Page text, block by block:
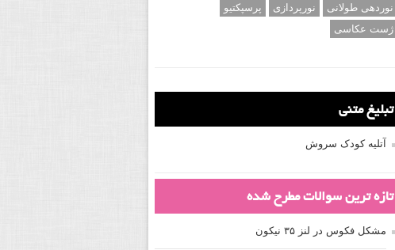
نوردهی طولانی
نورپردازی
پرسپکتیو
ژست عکاسی
تبلیغ متنی
آتلیه کودک سروش
تازه ترین سوالات مطرح شده
مشکل فکوس در لنز ۳۵ نیکون